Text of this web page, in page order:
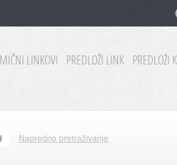
LINKOVI PREDLOŽI LINK PREDLOŽI
Napredno pretraživanje